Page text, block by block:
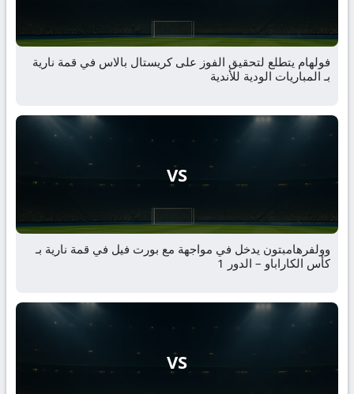
فولهام يتطلع لتحقيق الفوز على كريستال بالاس في قمة نارية
بـ المباريات الودية للأندية
VS
وولفرهامبتون يدخل في مواجهة مع بورت فيل في قمة نارية بـ
كأس الكاراباو – الدور 1
VS